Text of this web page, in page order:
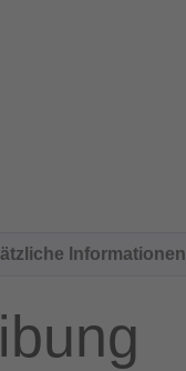
Informationen